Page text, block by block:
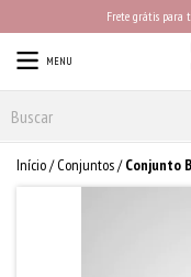
Frete grátis para
MENU
Início/ Conjuntos/ Conjunto